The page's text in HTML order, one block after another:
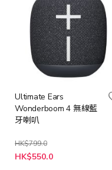
Ultimate Ears
Wonderboom 4 無線藍
牙喇叭
HK$799.0
HK$550.0